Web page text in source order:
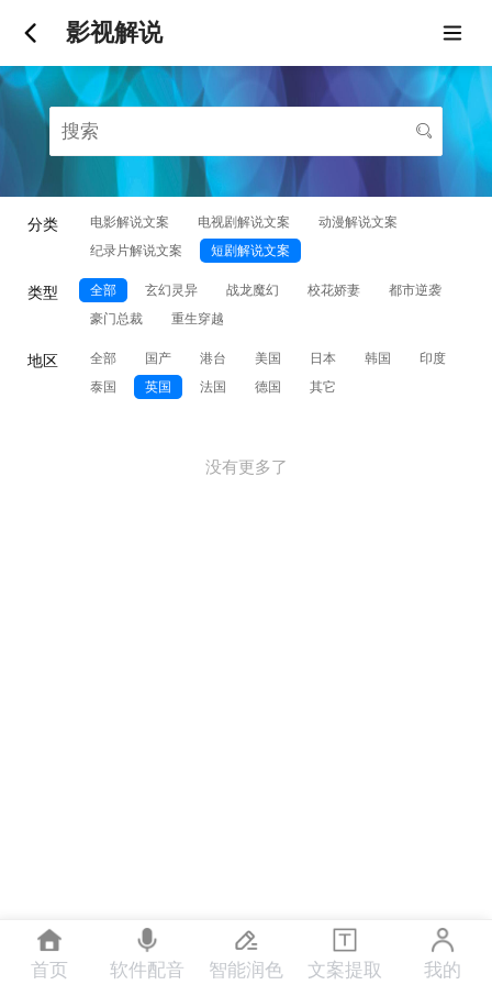
影视解说
分类 电影解说文案 电视剧解说文案
动漫解说文案
纪录片解说文案
短剧解说文案
类型 全部 玄幻灵异 战龙魔幻 校花娇妻
都市逆袭
豪门总裁
重生穿越
地区 全部 国产 港台 美国 日本 韩国
印度
泰国
英国 法国 德国 其它
没有更多了
首页 软件配音 智能润色 文案提取 我的